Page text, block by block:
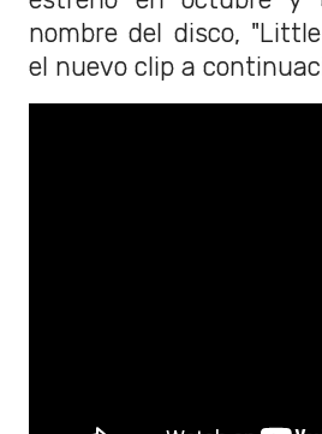
nombre del disco,
el nuevo clip a